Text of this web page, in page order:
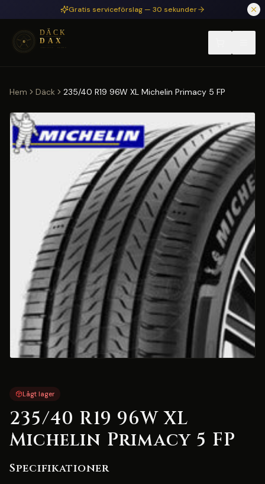
Hoppa till huvudinnehållGratis serviceförslag — 30 sekunder
Hem Däck 235/40 R19 96W XL Michelin Primacy 5 FP
Lågt lager
235/40 R19 96W XL
Michelin Primacy 5 FP
Specifikationer